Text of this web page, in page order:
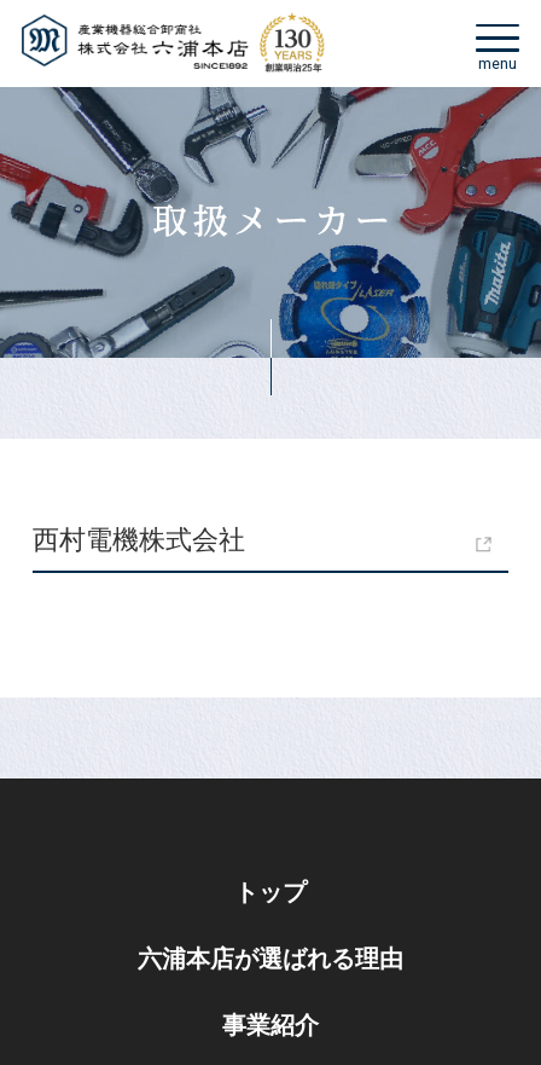
西村電機株式会社
トップ
六浦本店が選ばれる理由
事業紹介